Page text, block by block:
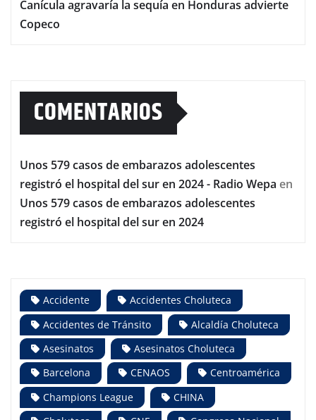
Canícula agravaría la sequía en Honduras advierte
Copeco
COMENTARIOS
Unos 579 casos de embarazos adolescentes
registró el hospital del sur en 2024 - Radio Wepa en
Unos 579 casos de embarazos adolescentes
registró el hospital del sur en 2024
Accidente
Accidentes Choluteca
Accidentes de Tránsito
Alcaldía Choluteca
Asesinatos
Asesinatos Choluteca
Barcelona
CENAOS
Centroamérica
Champions League
CHINA